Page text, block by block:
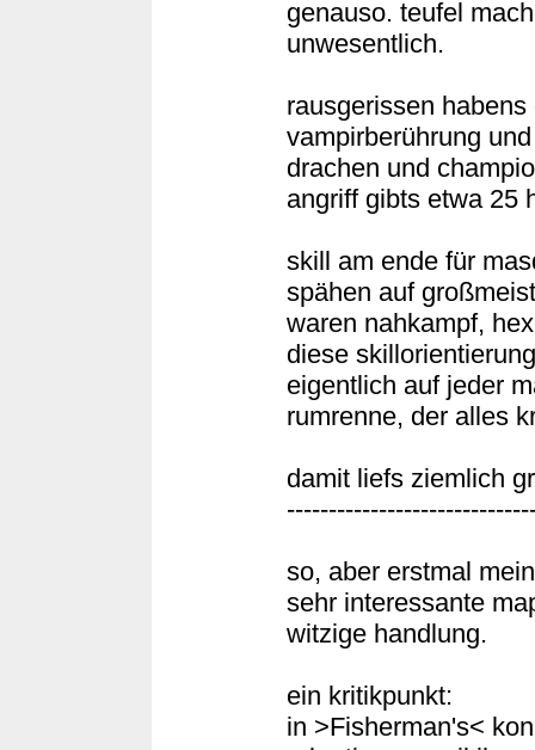
genauso. teufel
unwesentlich.
rausgerissen
vampirberührung
drachen und
angriff gibts etwa 25
skill am ende für
spähen auf
waren nahkampf,
diese
eigentlich auf jeder
rumrenne, der alles
damit liefs ziemlich
so, aber erstmal
sehr interessante
witzige handlung.
ein kritikpunkt:
in >Fisherman's<